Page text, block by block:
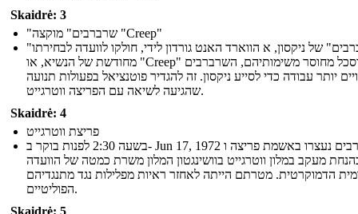
Skaidrė: 3
"שרברבים" מוקצה "Creep"
"השרברבים" של ניקסון, א הווארד האנט גורדון לידי, חולקו לוועדה לבחירתו
מחודשת של הנשיא, או "Creep" מתוסכל מחוסר משימותיהם, השרברבים
יותר עבודה כדי לסייע ניקסון. זה להגדיר פוטנציאל בפעולות תנועה
שהגיעה לשיאה עם הפריצה ווטרגייט.
Skaidrė: 4
פריצת ווטרגייט
בשעה 2:30 לפנות בוקר ב- Jun 17, 1972 שרברבים נעצרו באשמת פריצה ו
מעקב במלון ווטרגייט בוושינגטון המלון משרת כמטה של ​​הוועדה
הדמוקרטית. מטרתם הייתה לאחזר ראיות מפלילות נגד מתנגדיהם
הפוליטיים.
Skaidrė: 5